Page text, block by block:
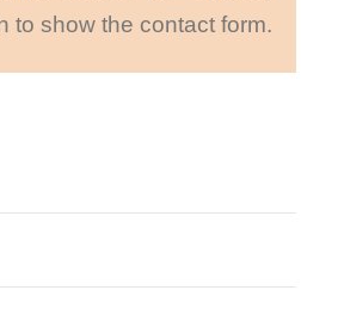
to show the contact form.